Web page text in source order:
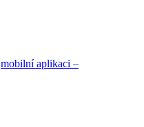
mobilní aplikaci –